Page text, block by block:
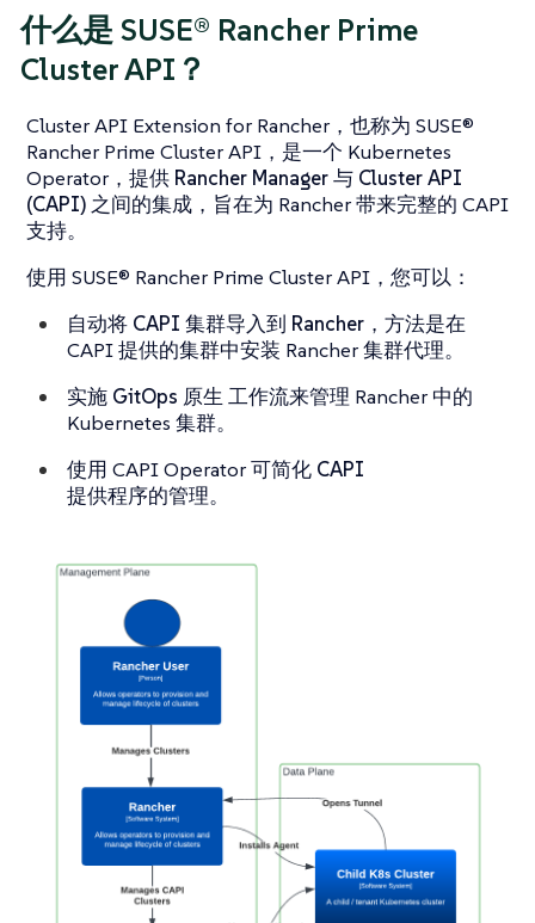
什么是 SUSE® Rancher Prime
Cluster API？
Cluster API Extension for Rancher，也称为 SUSE®
Rancher Prime Cluster API，是一个 Kubernetes
Operator，提供 Rancher Manager 与 Cluster API
(CAPI) 之间的集成 ，旨在为 Rancher 带来完整的 CAPI
支持。
使用 SUSE® Rancher Prime Cluster API，您可以：
自动将 CAPI 集群导入到 Rancher ，方法是在
CAPI 提供的集群中安装 Rancher 集群代理。
实施 GitOps 原生 工作流来管理 Rancher 中的
Kubernetes 集群。
使用 CAPI Operator 可简化 CAPI
提供程序的管理。